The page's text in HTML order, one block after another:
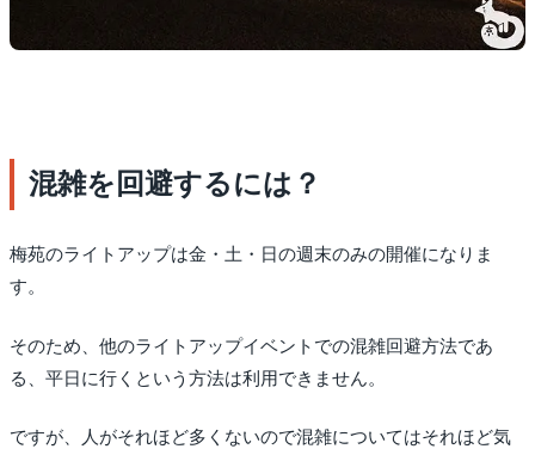
混雑を回避するには？
梅苑のライトアップは金・土・日の週末のみの開催になりま
す。
そのため、他のライトアップイベントでの混雑回避方法であ
る、平日に行くという方法は利用できません。
ですが、人がそれほど多くないので混雑についてはそれほど気